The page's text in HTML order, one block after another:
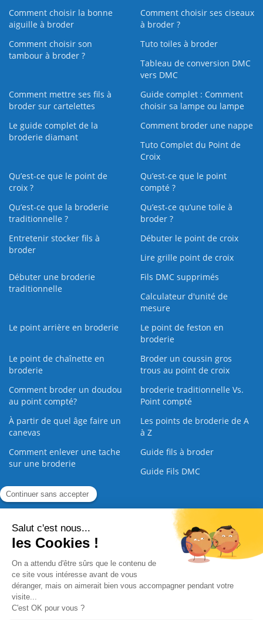
Comment choisir la bonne
aiguille à broder
Comment choisir ses ciseaux
à broder ?
Comment choisir son
tambour à broder ?
Tuto toiles à broder
Tableau de conversion DMC
vers DMC
Comment mettre ses fils à
broder sur cartelettes
Guide complet : Comment
choisir sa lampe ou lampe
Le guide complet de la
broderie diamant
Comment broder une nappe
Tuto Complet du Point de
Croix
Qu’est-ce que le point de
croix ?
Qu’est-ce que le point
compté ?
Qu’est-ce que la broderie
traditionnelle ?
Qu’est‑ce qu’une toile à
broder ?
Entretenir stocker fils à
broder
Débuter le point de croix
Lire grille point de croix
Débuter une broderie
traditionnelle
Fils DMC supprimés
Calculateur d'unité de
mesure
Le point arrière en broderie
Le point de feston en
broderie
Le point de chaînette en
broderie
Broder un coussin gros
trous au point de croix
Comment broder un doudou
au point compté?
broderie traditionnelle Vs.
Point compté
À partir de quel âge faire un
canevas
Les points de broderie de A
à Z
Comment enlever une tache
sur une broderie
Guide fils à broder
Guide Fils DMC
Guide de la Broderie
Nous contacter |
Paiement sécurisé